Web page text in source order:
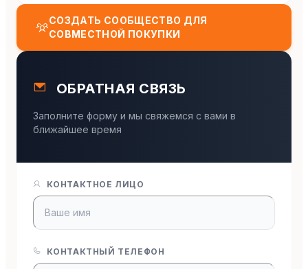
СОЗДАТЬ СООБЩЕСТВО ДЛЯ
СОВМЕСТНОЙ ПОКУПКИ
ОБРАТНАЯ СВЯЗЬ
Заполните форму и мы свяжемся с вами в
ближайшее время
КОНТАКТНОЕ ЛИЦО
КОНТАКТНЫЙ ТЕЛЕФОН